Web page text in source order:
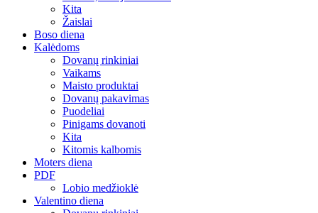
Kita
Žaislai
Boso diena
Kalėdoms
Dovanų rinkiniai
Vaikams
Maisto produktai
Dovanų pakavimas
Puodeliai
Pinigams dovanoti
Kita
Kitomis kalbomis
Moters diena
PDF
Lobio medžioklė
Valentino diena